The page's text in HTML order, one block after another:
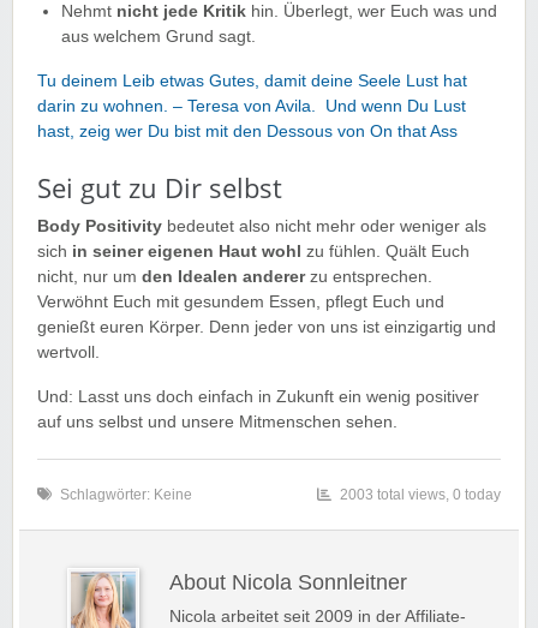
Nehmt nicht jede Kritik hin. Überlegt, wer Euch was und
aus welchem Grund sagt.
Tu deinem Leib etwas Gutes, damit deine Seele Lust hat
darin zu wohnen. – Teresa von Avila. Und wenn Du Lust
hast, zeig wer Du bist mit den Dessous von On that Ass
Sei gut zu Dir selbst
Body Positivity bedeutet also nicht mehr oder weniger als
sich in seiner eigenen Haut wohl zu fühlen. Quält Euch
nicht, nur um den Idealen andererzu entsprechen.
Verwöhnt Euch mit gesundem Essen, pflegt Euch und
genießt euren Körper. Denn jeder von uns ist einzigartig und
wertvoll.
Und: Lasst uns doch einfach in Zukunft ein wenig positiver
auf uns selbst und unsere Mitmenschen sehen.
Schlagwörter: Keine 2003 total views, 0 today
About Nicola Sonnleitner
Nicola arbeitet seit 2009 in der Affiliate-